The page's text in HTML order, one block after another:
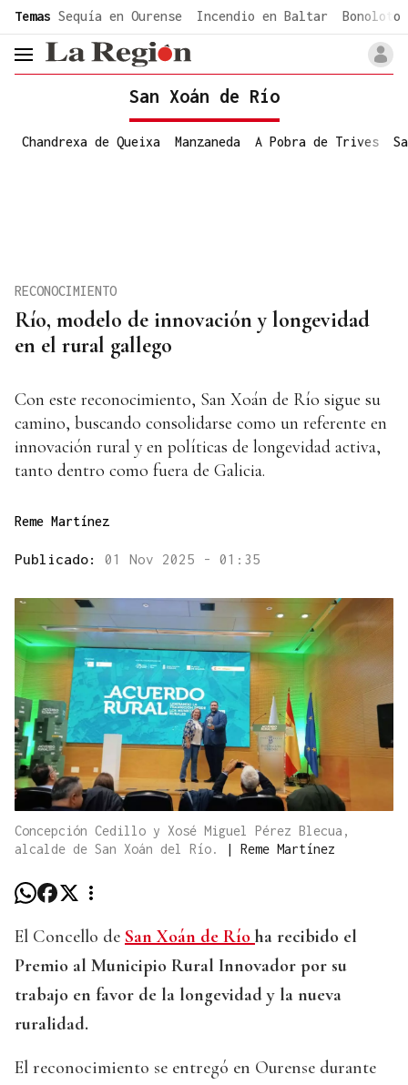
common.go-to-content
Temas Sequía en Ourense Incendio en Baltar Bonoloto
header.menu.open
San Xoán de Río
Chandrexa de Queixa Manzaneda A Pobra de Trives
Río, modelo de innovación y longevidad
en el rural gallego
RECONOCIMIENTO
Con este reconocimiento, San Xoán de Río sigue su
camino, buscando consolidarse como un referente en
innovación rural y en políticas de longevidad activa,
tanto dentro como fuera de Galicia.
Reme Martínez
Publicado: 01 Nov 2025 - 01:35
Concepción Cedillo y Xosé Miguel Pérez Blecua,
alcalde de San Xoán del Río.
| Reme Martínez
El Concello de San Xoán de Río ha recibido el
Premio al Municipio Rural Innovador por su
trabajo en favor de la longevidad y la nueva
ruralidad.
El reconocimiento se entregó en Ourense durante